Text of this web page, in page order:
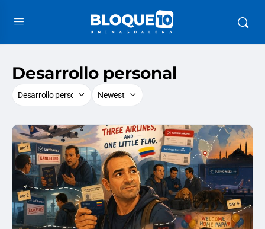
Desarrollo personal